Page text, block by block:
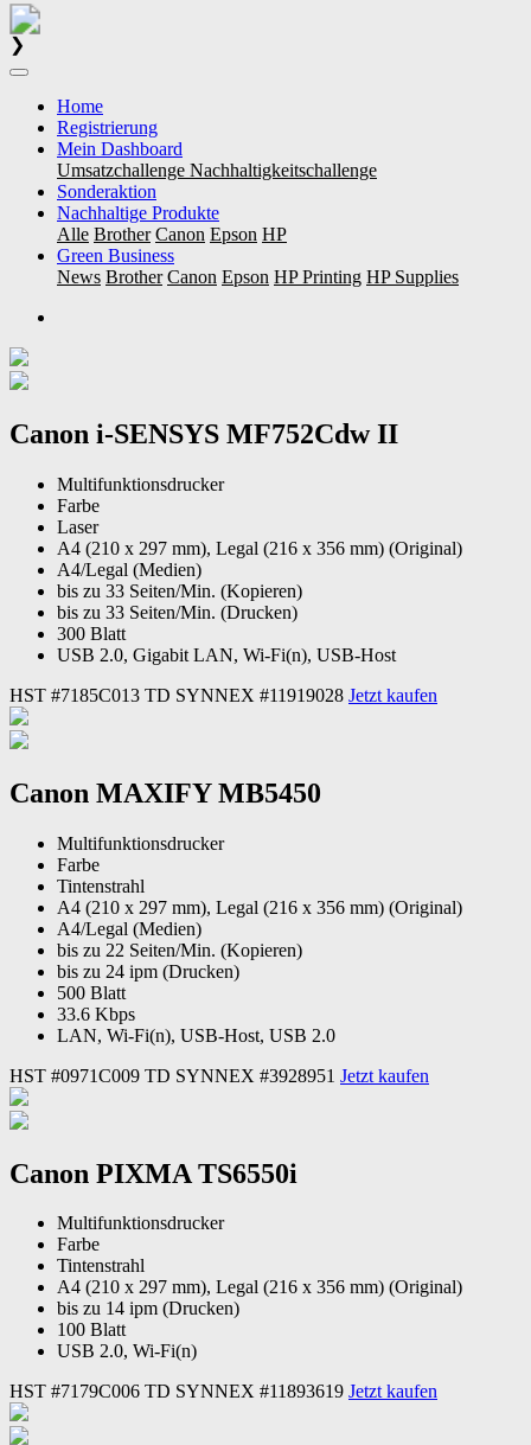
❯
Home
Registrierung
Mein Dashboard
Umsatzchallenge Nachhaltigkeitschallenge
Sonderaktion
Nachhaltige Produkte
Alle Brother Canon Epson HP
Green Business
News Brother Canon Epson HP Printing HP Supplies
Canon i-SENSYS MF752Cdw II
Multifunktionsdrucker
Farbe
Laser
A4 (210 x 297 mm), Legal (216 x 356 mm) (Original)
A4/Legal (Medien)
bis zu 33 Seiten/Min. (Kopieren)
bis zu 33 Seiten/Min. (Drucken)
300 Blatt
USB 2.0, Gigabit LAN, Wi-Fi(n), USB-Host
HST #7185C013 TD SYNNEX #11919028 Jetzt kaufen
Canon MAXIFY MB5450
Multifunktionsdrucker
Farbe
Tintenstrahl
A4 (210 x 297 mm), Legal (216 x 356 mm) (Original)
A4/Legal (Medien)
bis zu 22 Seiten/Min. (Kopieren)
bis zu 24 ipm (Drucken)
500 Blatt
33.6 Kbps
LAN, Wi-Fi(n), USB-Host, USB 2.0
HST #0971C009 TD SYNNEX #3928951 Jetzt kaufen
Canon PIXMA TS6550i
Multifunktionsdrucker
Farbe
Tintenstrahl
A4 (210 x 297 mm), Legal (216 x 356 mm) (Original)
bis zu 14 ipm (Drucken)
100 Blatt
USB 2.0, Wi-Fi(n)
HST #7179C006 TD SYNNEX #11893619 Jetzt kaufen